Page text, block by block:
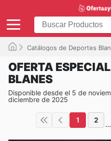
Catálogos de Deportes
OFERTA
BLANES
Disponible desde el 5 de
diciembre de 2025
1 2 ...